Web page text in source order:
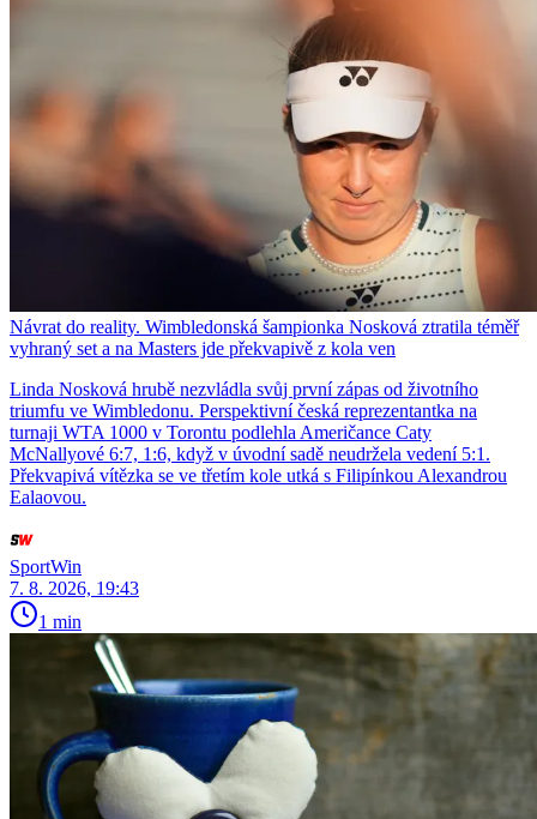
Návrat do reality. Wimbledonská šampionka Nosková ztratila téměř
vyhraný set a na Masters jde překvapivě z kola ven
Linda Nosková hrubě nezvládla svůj první zápas od životního
triumfu ve Wimbledonu. Perspektivní česká reprezentantka na
turnaji WTA 1000 v Torontu podlehla Američance Caty
McNallyové 6:7, 1:6, když v úvodní sadě neudržela vedení 5:1.
Překvapivá vítězka se ve třetím kole utká s Filipínkou Alexandrou
Ealaovou.
SportWin
7. 8. 2026, 19:43
1 min